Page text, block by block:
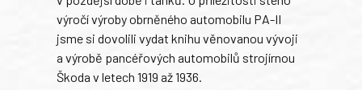
výročí výroby obrněného automobilu PA-II
jsme si dovolili vydat knihu věnovanou vývoji
a výrobě pancéřových automobilů strojírnou
Škoda v letech 1919 až 1936.